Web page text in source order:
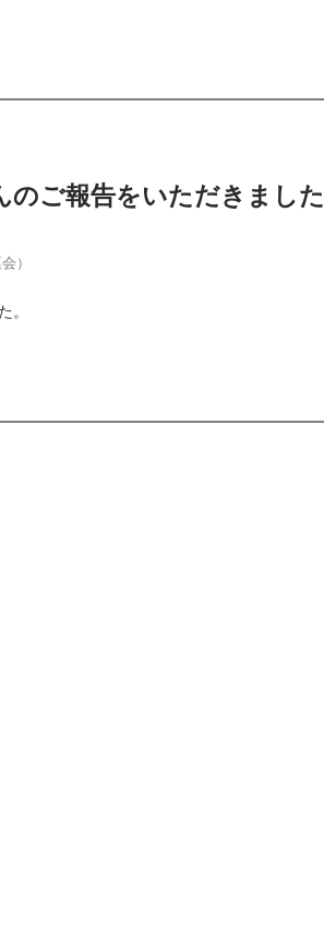
のご報告をいただきまし
）